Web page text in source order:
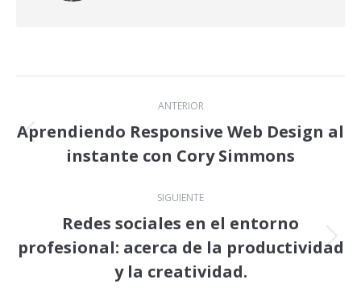
Navegación
entre
publicaciones
ANTERIOR
Publicación
anterior:
Aprendiendo Responsive Web Design al
instante con Cory Simmons
SIGUIENTE
Publicación
siguiente:
Redes sociales en el entorno
profesional: acerca de la productividad
y la creatividad.